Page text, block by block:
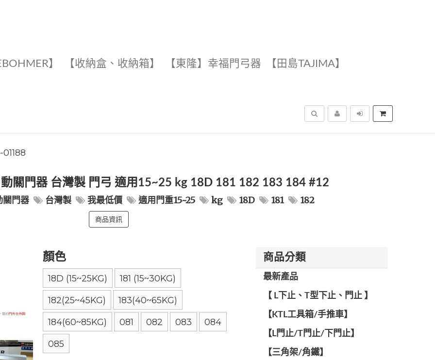
】 【收納盒、收納箱】 【東隆】幸福門弓器 【田島TAJIMA】
搜尋
01188
關門器 台灣製 門弓 適用15~25 kg 18D 181 182 183 184 #12
關門器 台灣製 我最低價 適用門重15~25 kg 18D 181 182
商品資訊
顏色
18D (15~25KG) 181 (15~30KG)
182(25~45KG) 183(40~65KG)
184(60~85KG) 081 082 083 084
085
商品分類
最新產品
【 L下止、T型下止、門止 】
【KTL工具箱/手推車】
【L門止/T門止/下門止】
【三角架/角鐵】